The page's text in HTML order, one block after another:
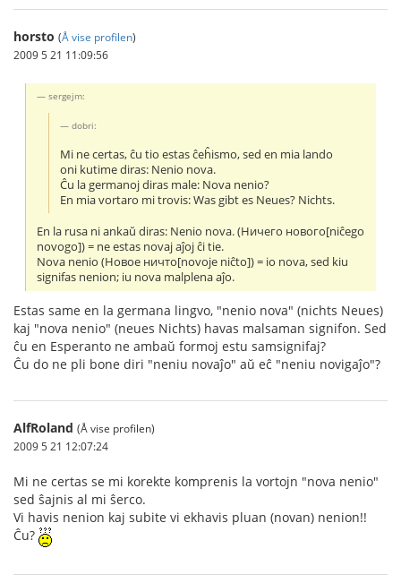
horsto (Å vise profilen)
2009 5 21 11:09:56
sergejm:
dobri:
Mi ne certas, ĉu tio estas ĉeĥismo, sed en mia lando
oni kutime diras: Nenio nova.
Ĉu la germanoj diras male: Nova nenio?
En mia vortaro mi trovis: Was gibt es Neues? Nichts.
En la rusa ni ankaŭ diras: Nenio nova. (Ничего нового[niĉego
novogo]) = ne estas novaj aĵoj ĉi tie.
Nova nenio (Новое ничто[novoje niĉto]) = io nova, sed kiu
signifas nenion; iu nova malplena aĵo.
Estas same en la germana lingvo, "nenio nova" (nichts Neues)
kaj "nova nenio" (neues Nichts) havas malsaman signifon. Sed
ĉu en Esperanto ne ambaŭ formoj estu samsignifaj?
Ĉu do ne pli bone diri "neniu novaĵo" aŭ eĉ "neniu novigaĵo"?
AlfRoland (Å vise profilen)
2009 5 21 12:07:24
Mi ne certas se mi korekte komprenis la vortojn "nova nenio"
sed ŝajnis al mi ŝerco.
Vi havis nenion kaj subite vi ekhavis pluan (novan) nenion!!
Ĉu?